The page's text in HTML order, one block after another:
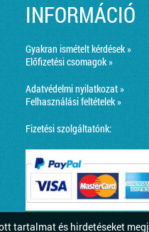
tartalmat és hirdetéseket
INFORMÁCIÓ
Gyakran ismételt kérdések »
Előfizetési csomagok »
Adatvédelmi nyilatkozat »
Felhasználási feltételek »
Fizetési szolgáltatónk: